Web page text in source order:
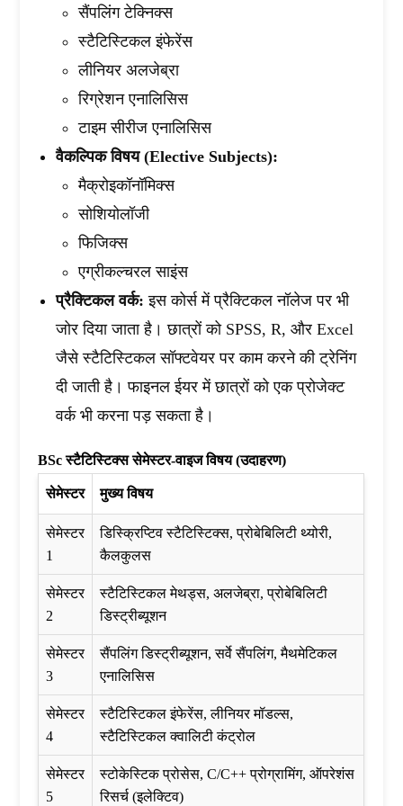
सैंपलिंग टेक्निक्स
स्टैटिस्टिकल इंफेरेंस
लीनियर अलजेब्रा
रिग्रेशन एनालिसिस
टाइम सीरीज एनालिसिस
वैकल्पिक विषय (Elective Subjects):
मैक्रोइकॉनॉमिक्स
सोशियोलॉजी
फिजिक्स
एग्रीकल्चरल साइंस
प्रैक्टिकल वर्क: इस कोर्स में प्रैक्टिकल नॉलेज पर भी
जोर दिया जाता है। छात्रों को SPSS, R, और Excel
जैसे स्टैटिस्टिकल सॉफ्टवेयर पर काम करने की ट्रेनिंग
दी जाती है। फाइनल ईयर में छात्रों को एक प्रोजेक्ट
वर्क भी करना पड़ सकता है।
BSc स्टैटिस्टिक्स सेमेस्टर-वाइज विषय (उदाहरण)
सेमेस्टर मुख्य विषय
सेमेस्टर
1
डिस्क्रिप्टिव स्टैटिस्टिक्स, प्रोबेबिलिटी थ्योरी,
कैलकुलस
सेमेस्टर
2
स्टैटिस्टिकल मेथड्स, अलजेब्रा, प्रोबेबिलिटी
डिस्ट्रीब्यूशन
सेमेस्टर
3
सैंपलिंग डिस्ट्रीब्यूशन, सर्वे सैंपलिंग, मैथमेटिकल
एनालिसिस
सेमेस्टर
4
स्टैटिस्टिकल इंफेरेंस, लीनियर मॉडल्स,
स्टैटिस्टिकल क्वालिटी कंट्रोल
सेमेस्टर
5
स्टोकेस्टिक प्रोसेस, C/C++ प्रोग्रामिंग, ऑपरेशंस
रिसर्च (इलेक्टिव)